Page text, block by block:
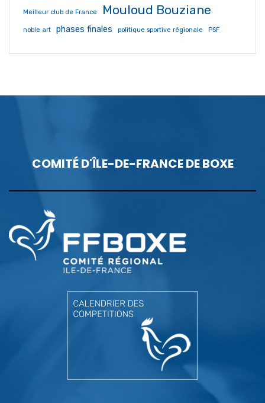
Meilleur club de France Mouloud Bouziane
noble art phases finales politique sportive régionale PSF
COMITÉ D'ÎLE-DE-FRANCE DE BOXE